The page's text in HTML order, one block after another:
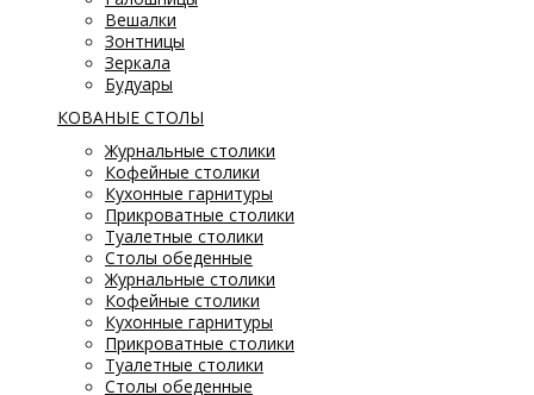
Вешалки
Зонтницы
Зеркала
Будуары
КОВАНЫЕ СТОЛЫ
Журнальные столики
Кофейные столики
Кухонные гарнитуры
Прикроватные столики
Туалетные столики
Столы обеденные
Журнальные столики
Кофейные столики
Кухонные гарнитуры
Прикроватные столики
Туалетные столики
Столы обеденные